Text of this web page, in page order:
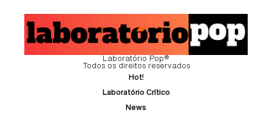
Laboratório Pop®
Todos os direitos reservados
Hot!
Laboratório Crítico
News